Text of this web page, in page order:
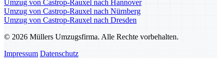
Umzug von Castrop-Rauxel nach Hannover
Umzug von Castrop-Rauxel nach Nürnberg
Umzug von Castrop-Rauxel nach Dresden
© 2026 Müllers Umzugsfirma. Alle Rechte vorbehalten.
Impressum Datenschutz